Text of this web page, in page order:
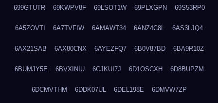
699GTUTR 69KWPV8F 69LSOT1W 69PLXGPN 69S53RP0
6A5ZOVTI 6A7TVFIW 6AMAWT34 6ANZ4C8L 6AS3LJQ4
6AX21SAB 6AX80CNX 6AYEZFQ7 6B0V87BD 6BA9R10Z
6BUMJY5E 6BVXINIU 6CJKUI7J 6D1OSCXH 6D8BUPZM
6DCMVTHM 6DDK07UL 6DEL198E 6DMVW7ZP